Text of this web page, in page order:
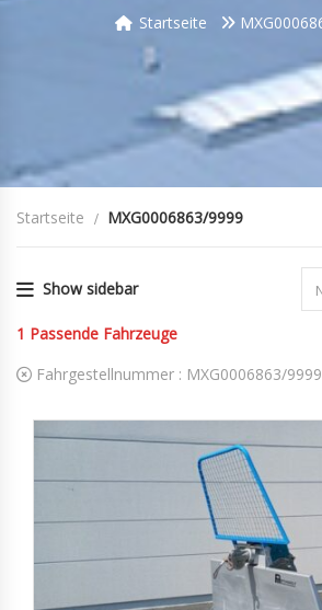
Startseite
Startseite MXG0006863/9999
Show sidebar
1 Passende Fahrzeuge
Fahrgestellnummer : MXG0006863/9999